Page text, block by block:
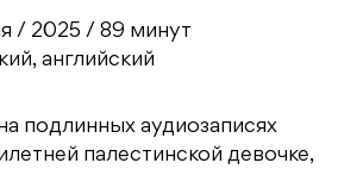
/ 2025 / 89 минут
английский
подлинных аудиозаписях
палестинской девочке,